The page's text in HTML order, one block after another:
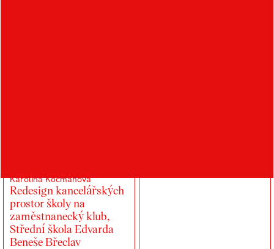
Karolína Kocmanová
Redesign kancelářských
prostor školy na
zaměstnanecký klub,
Střední škola Edvarda
Beneše Břeclav